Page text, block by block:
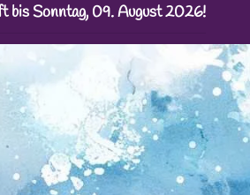
bis Sonntag, 09. August 2026!